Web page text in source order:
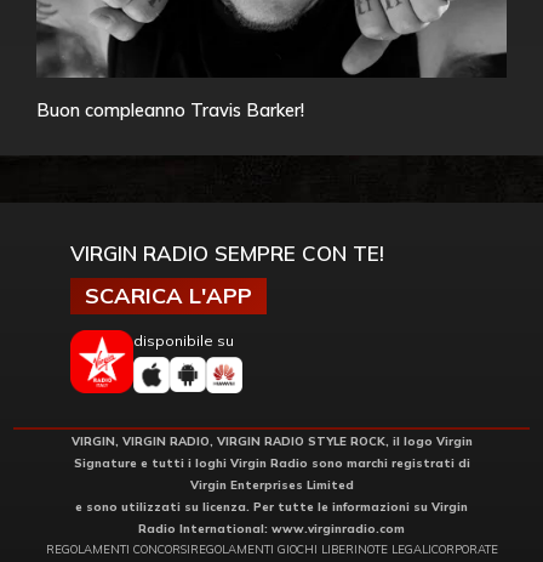
Buon compleanno Travis Barker!
VIRGIN RADIO SEMPRE CON TE!
SCARICA L'APP
disponibile su
VIRGIN, VIRGIN RADIO, VIRGIN RADIO STYLE ROCK, il logo Virgin
Signature e tutti i loghi Virgin Radio sono marchi registrati di
Virgin Enterprises Limited
e sono utilizzati su licenza. Per tutte le informazioni su Virgin
Radio International: www.virginradio.com
REGOLAMENTI CONCORSIREGOLAMENTI GIOCHI LIBERINOTE LEGALICORPORATE